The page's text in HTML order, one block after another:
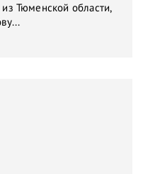
Тюменской области,